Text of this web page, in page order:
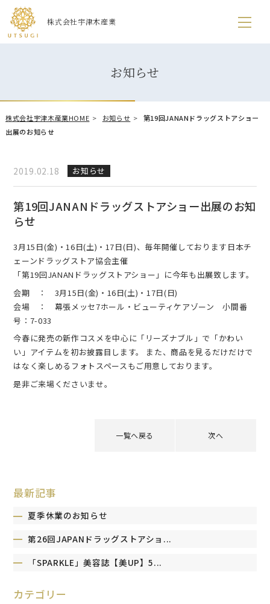
株式会社宇津木産業
お知らせ
株式会社宇津木産業HOME お知らせ
第19回JANANドラッグストアショー
出展のお知らせ
2019.02.18 お知らせ
第19回JANANドラッグストアショー出展のお知
らせ
3月15日(金)・16日(土)・17日(日)、毎年開催しております日本チ
ェーンドラッグストア協会主催
「第19回JANANドラッグストアショー」に今年も出展致します。
会期 ： 3月15日(金)・16日(土)・17日(日)
会場 ： 幕張メッセ7ホール・ビューティケアゾーン 小間番
号：7-033
今春に発売の新作コスメを中心に「リーズナブル」で「かわい
い」アイテムを初お披露目します。 また、商品を見るだけだけで
はなく楽しめるフォトスペースもご用意しております。
是非ご来場くださいませ。
一覧へ戻る 次へ
最新記事
夏季休業のお知らせ
第26回JAPANドラッグストアショ...
「SPARKLE」美容誌【美UP】5...
カテゴリー